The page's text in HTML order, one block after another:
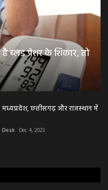
ब्लड प्रेशर के शिकार, तो
मध्यप्रदेश, छत्तीसगढ़ और राजस्थान में
Desk Dec 4, 2023